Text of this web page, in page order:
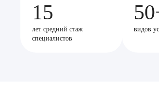
15
лет средний стаж
специалистов
видов